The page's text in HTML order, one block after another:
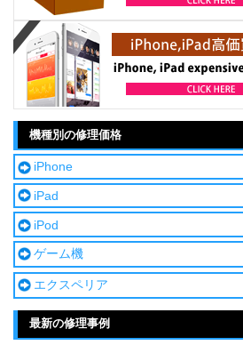
機種別の修理価格
iPhone
iPad
iPod
ゲーム機
エクスペリア
最新の修理事例